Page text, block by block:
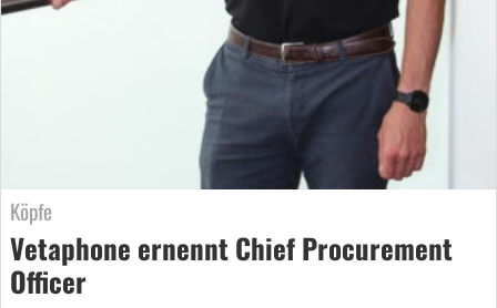
Köpfe
Vetaphone ernennt Chief Procurement
Officer